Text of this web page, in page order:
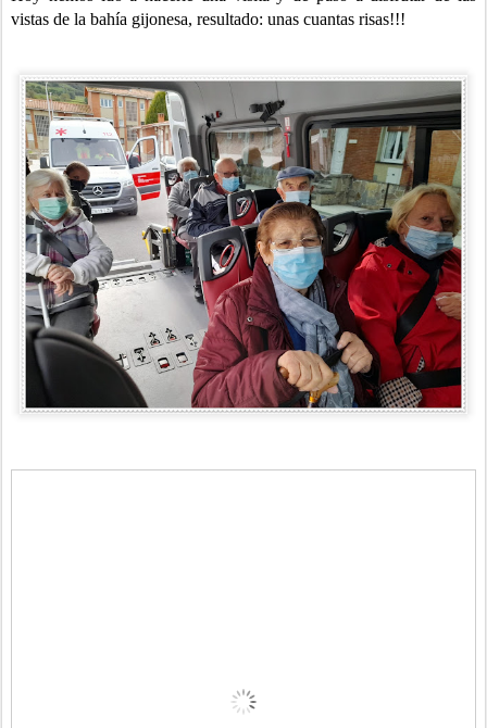
vistas de la bahía gijonesa, resultado: unas cuantas risas!!!